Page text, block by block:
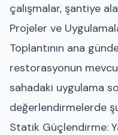
çalışmalar, şantiye
Projeler ve
Toplantının ana
restorasyonun
sahadaki uygulama
değerlendirmelerde
Statik Güçlendirme: